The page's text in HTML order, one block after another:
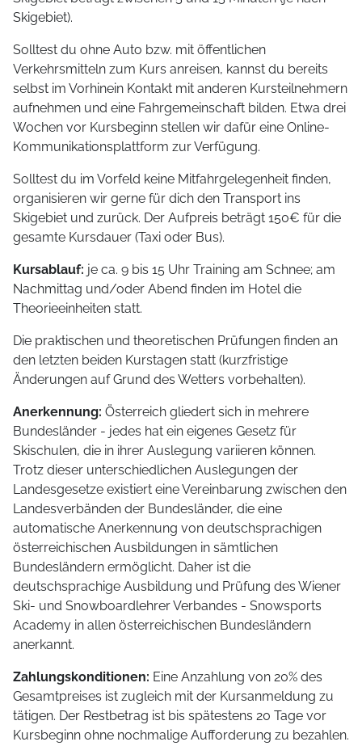
Skigebiet).
Solltest du ohne Auto bzw. mit öffentlichen
Verkehrsmitteln zum Kurs anreisen, kannst du bereits
selbst im Vorhinein Kontakt mit anderen Kursteilnehmern
aufnehmen und eine Fahrgemeinschaft bilden. Etwa drei
Wochen vor Kursbeginn stellen wir dafür eine Online-
Kommunikationsplattform zur Verfügung.
Solltest du im Vorfeld keine Mitfahrgelegenheit finden,
organisieren wir gerne für dich den Transport ins
Skigebiet und zurück. Der Aufpreis beträgt 150€ für die
gesamte Kursdauer (Taxi oder Bus).
Kursablauf: je ca. 9 bis 15 Uhr Training am Schnee; am
Nachmittag und/oder Abend finden im Hotel die
Theorieeinheiten statt.
Die praktischen und theoretischen Prüfungen finden an
den letzten beiden Kurstagen statt (kurzfristige
Änderungen auf Grund des Wetters vorbehalten).
Anerkennung: Österreich gliedert sich in mehrere
Bundesländer - jedes hat ein eigenes Gesetz für
Skischulen, die in ihrer Auslegung variieren können.
Trotz dieser unterschiedlichen Auslegungen der
Landesgesetze existiert eine Vereinbarung zwischen den
Landesverbänden der Bundesländer, die eine
automatische Anerkennung von deutschsprachigen
österreichischen Ausbildungen in sämtlichen
Bundesländern ermöglicht. Daher ist die
deutschsprachige Ausbildung und Prüfung des Wiener
Ski- und Snowboardlehrer Verbandes - Snowsports
Academy in allen österreichischen Bundesländern
anerkannt.
Zahlungskonditionen: Eine Anzahlung von 20% des
Gesamtpreises ist zugleich mit der Kursanmeldung zu
tätigen. Der Restbetrag ist bis spätestens 20 Tage vor
Kursbeginn ohne nochmalige Aufforderung zu bezahlen.